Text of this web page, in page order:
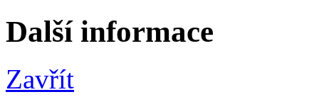
Další informace
Zavřít